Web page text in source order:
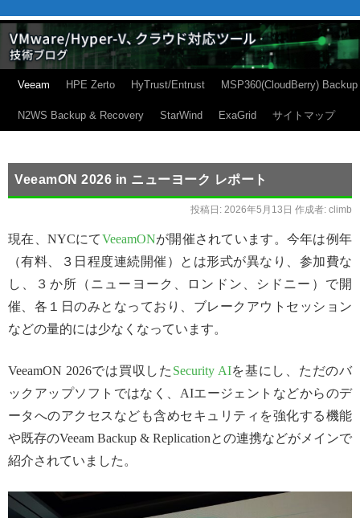
Veeam HPE Zerto HyTrust/Entrust MSP360(CloudBerry) Backup
N2WS Backup & Recovery StarWind ExaGrid サイトマップ
VeeamON 2026 in ニューヨーク レポート
投稿日: 2026年5月13日 作成者: climb
現在、NYCにてVeeamONが開催されています。今年は例年
（有料、３日程度連続開催）とは形式が異なり、参加費な
し、３か所（ニューヨーク、ロンドン、シドニー）で開
催、各１日のみとなっており、ブレークアウトセッション
などの量的には少なくなっています。
VeeamON 2026では買収した Security AIを基にし、ただのバ
ックアップソフトではなく、AIエージェントなどからのデ
ータへのアクセスなども含めセキュリティを強化する機能
や既存のVeeam Backup & Replicationとの連携などがメインで
紹介されていました。